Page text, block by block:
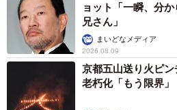
ています。こちらにかけてくださ
出た番号はまたもや『ぷ◯ら』の
械音声で勝手に切るから嫌なんで
『前と違う番号のはずですので
…かけてみた。
ョット「一瞬、分
兄さん」
まいどなメディア
2026.08.09
京都五山送り火ピ
老朽化「もう限界